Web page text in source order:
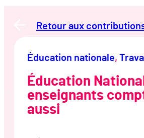
Retour aux
Éducation nationale,
Éducation
enseignants
aussi